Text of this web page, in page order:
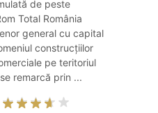
de peste
Total România
general cu capital
construcțiilor
pe teritoriul
remarcă prin ...